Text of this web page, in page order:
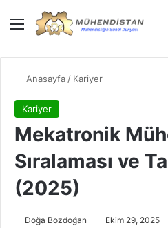
Menü
Anasayfa / Kariyer
Kariyer
Mekatronik
Sıralaması ve
(2025)
Doğa Bozdoğan Ekim 29, 2025